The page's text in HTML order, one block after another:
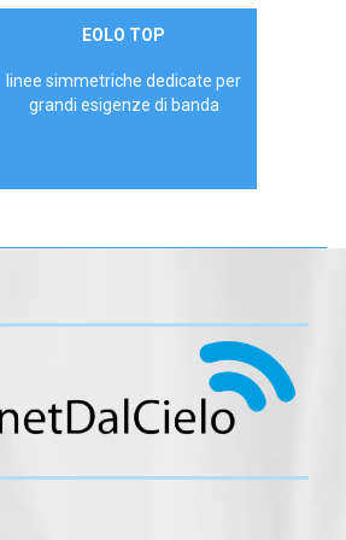
ContattaciEOLO TOP
linee simmetriche dedicate per
grandi esigenze di banda